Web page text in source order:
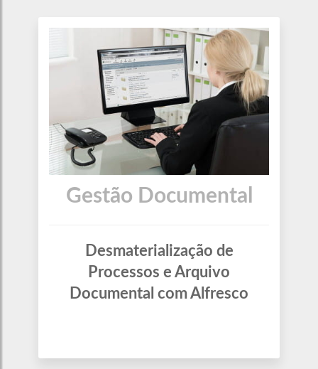
Gestão Documental
Desmaterialização de
Processos e Arquivo
Documental com Alfresco